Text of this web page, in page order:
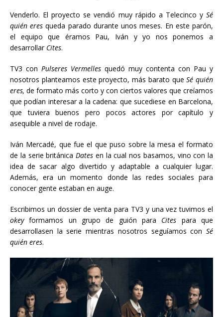
Venderlo. El proyecto se vendió muy rápido a Telecinco y Sé
quién eres queda parado durante unos meses. En este parón,
el equipo que éramos Pau, Iván y yo nos ponemos a
desarrollar Cites.
TV3 con Pulseres Vermelles quedó muy contenta con Pau y
nosotros planteamos este proyecto, más barato queSé quién
eres, de formato más corto y con ciertos valores que creíamos
que podían interesar a la cadena: que sucediese en Barcelona,
que tuviera buenos pero pocos actores por capítulo y
asequible a nivel de rodaje.
Iván Mercadé, que fue el que puso sobre la mesa el formato
de la serie británica Dates en la cual nos basamos, vino con la
idea de sacar algo divertido y adaptable a cualquier lugar.
Además, era un momento donde las redes sociales para
conocer gente estaban en auge.
Escribimos un dossier de venta para TV3 y una vez tuvimos el
okeyformamos un grupo de guión para Cites para que
desarrollasen la serie mientras nosotros seguíamos con Sé
quién eres.